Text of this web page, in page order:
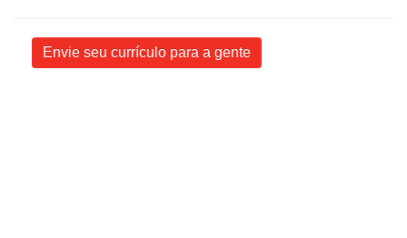
Envie seu currículo para a gente